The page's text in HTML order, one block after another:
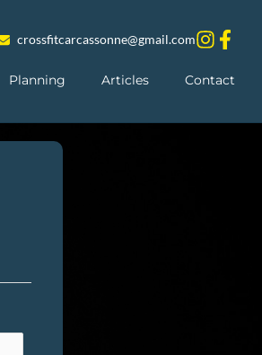
Planning Articles Contact
crossfitcarcassonne@gmail.com